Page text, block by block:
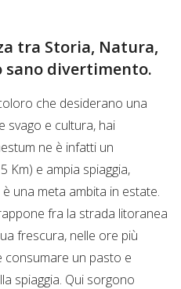
tra Storia, Natura,
sano divertimento.
che desiderano una
svago e cultura, hai
ne è infatti un
Km) e ampia spiaggia,
una meta ambita in estate.
fra la strada litoranea
frescura, nelle ore più
consumare un pasto e
spiaggia. Qui sorgono